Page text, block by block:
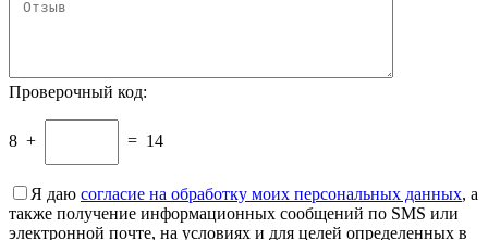
Проверочный код:
8 + = 14
Я даю согласие на обработку моих персональных данных, а
также получение информационных сообщений по SMS или
электронной почте, на условиях и для целей определенных в